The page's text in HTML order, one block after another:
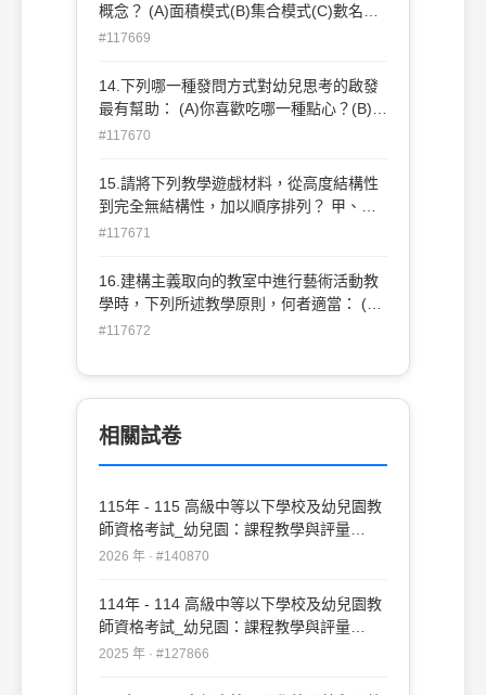
概念？ (A)面積模式(B)集合模式(C)數名模
式(D)數線模式
#117669
14.下列哪一種發問方式對幼兒思考的啟發
最有幫助： (A)你喜歡吃哪一種點心？(B)你
喜歡吃水果嗎？ (C)你玩得高不高興？(D)
#117670
15.請將下列教學遊戲材料，從高度結構性
到完全無結構性，加以順序排列？ 甲、積
木 乙、拼圖 丙、黏土 (A)甲丙乙(B)乙甲丙
#117671
16.建構主義取向的教室中進行藝術活動教
學時，下列所述教學原則，何者適當： (A)
避免幼兒有挫折感，用簡單的材料容易完成
動 (C)要求幼兒依照一定的半成品完成作品
(D)避免浪費每位幼兒只能取用固定的藝術
#117672
相關試卷
115年 - 115 高級中等以下學校及幼兒園教
師資格考試_幼兒園：課程教學與評量
#140870
2026 年 · #140870
114年 - 114 高級中等以下學校及幼兒園教
師資格考試_幼兒園：課程教學與評量
#127866
2025 年 · #127866